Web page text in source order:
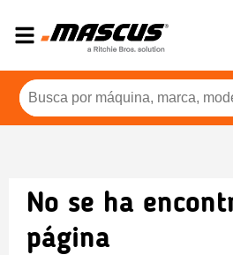
No se ha
página